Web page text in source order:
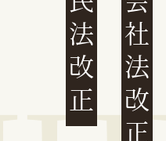
民法改正 会社法改正